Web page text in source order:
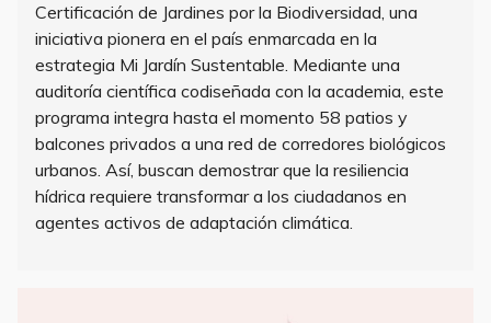
Certificación de Jardines por la Biodiversidad, una
iniciativa pionera en el país enmarcada en la
estrategia Mi Jardín Sustentable. Mediante una
auditoría científica codiseñada con la academia, este
programa integra hasta el momento 58 patios y
balcones privados a una red de corredores biológicos
urbanos. Así, buscan demostrar que la resiliencia
hídrica requiere transformar a los ciudadanos en
agentes activos de adaptación climática.